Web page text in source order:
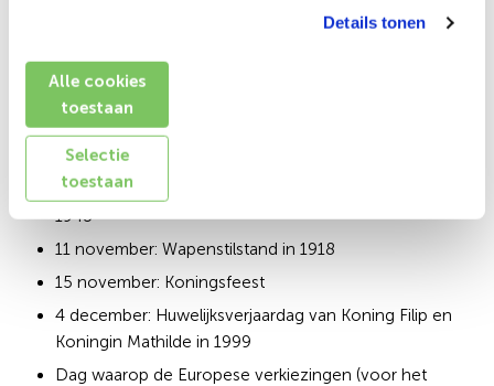
Details tonen
Alle cookies
toestaan
Selectie
toestaan
2 juli: Huwelijksverjaardag van Koning Albert II en
21, 22 en 23 juli: Nationale Feestdag (troonsbestijging
van Leopold I in 1831)
11 september: Verjaardag van Koningin Paola, geboren
in 1937
24 oktober: Dag van de Verenigde Naties, opgericht in
1945
11 november: Wapenstilstand in 1918
15 november: Koningsfeest
4 december: Huwelijksverjaardag van Koning Filip en
Koningin Mathilde in 1999
Dag waarop de Europese verkiezingen (voor het